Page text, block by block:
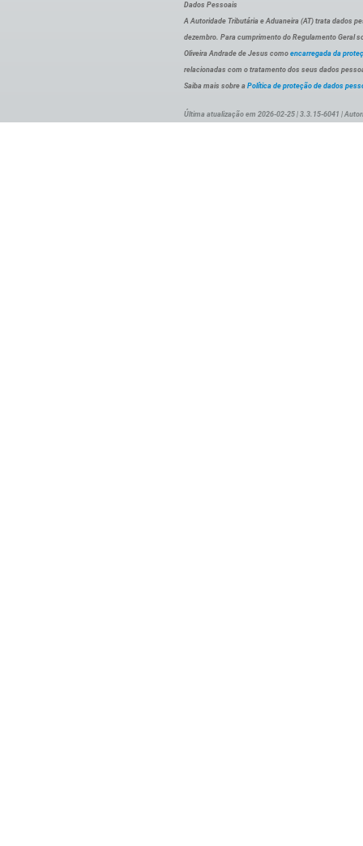
Dados Pessoais
A Autoridade Tributária e Aduaneira (AT) trata dados
dezembro. Para cumprimento do Regulamento Geral
Oliveira Andrade de Jesus como encarregada da
relacionadas com o tratamento dos seus dados
Saiba mais sobre a Política de proteção de dados
Última atualização em 2026-02-25 | 3.3.15-6041 |